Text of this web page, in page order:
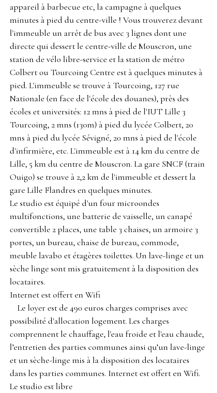
appareil à barbecue etc, la campagne à quelques
minutes à pied du centre-ville ! Vous trouverez devant
l'immeuble un arrêt de bus avec 3 lignes dont une
directe qui dessert le centre-ville de Mouscron, une
station de vélo libre-service et la station de métro
Colbert ou Tourcoing Centre est à quelques minutes à
pied. L'immeuble se trouve à Tourcoing, 127 rue
Nationale (en face de l'école des douanes), près des
écoles et universités: 12 mns à pied de l'IUT Lille 3
Tourcoing, 2 mns (130m) à pied du lycée Colbert, 20
mns à pied du lycée Sévigné, 20 mns à pied de l'école
d'infirmière, etc. L'immeuble est à 14 km du centre de
Lille, 5 km du centre de Mouscron. La gare SNCF (train
Ouigo) se trouve à 2,2 km de l'immeuble et dessert la
gare Lille Flandres en quelques minutes.
Le studio est équipé d'un four microondes
multifonctions, une batterie de vaisselle, un canapé
convertible 2 places, une table 3 chaises, un armoire 3
portes, un bureau, chaise de bureau, commode,
meuble lavabo et étagères toilettes. Un lave-linge et un
sèche linge sont mis gratuitement à la disposition des
locataires.
Internet est offert en Wifi
Le loyer est de 490 euros charges comprises avec
possibilité d'allocation logement. Les charges
comprennent le chauffage, l'eau froide et l'eau chaude,
l’entretien des parties communes ainsi qu’un lave-linge
et un sèche-linge mis à la disposition des locataires
dans les parties communes. Internet est offert en Wifi.
Le studio est libre